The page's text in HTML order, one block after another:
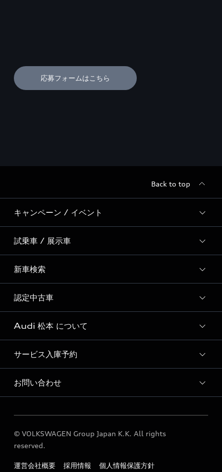
応募フォームはこちら
Back to top
キャンペーン / イベント
全国統一イベント
ディーラー独自イベント
試乗車 / 展示車
試乗予約
試乗車・展示車一覧
新車検索
新車検索
認定中古車
Audi認定中古車検索
Audi 松本 について
Audi 松本 店舗情報
Audi Approved Automobile 松本 店舗情報
Audi 松本 運営会社概要
定期点検 / 車検 料金表
サービス入庫予約
Audi 松本 サービス入庫予約
お問い合わせ
各種お問い合わせ
© VOLKSWAGEN Group Japan K.K. All rights
reserved.
運営会社概要 採用情報 個人情報保護方針